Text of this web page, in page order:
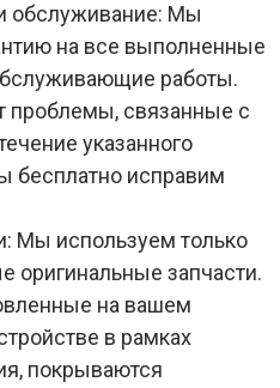
обслуживание: Мы
на все выполненные
работы.
проблемы, связанные с
указанного
бесплатно исправим
Мы используем только
оригинальные запчасти.
на вашем
в рамках
покрываются